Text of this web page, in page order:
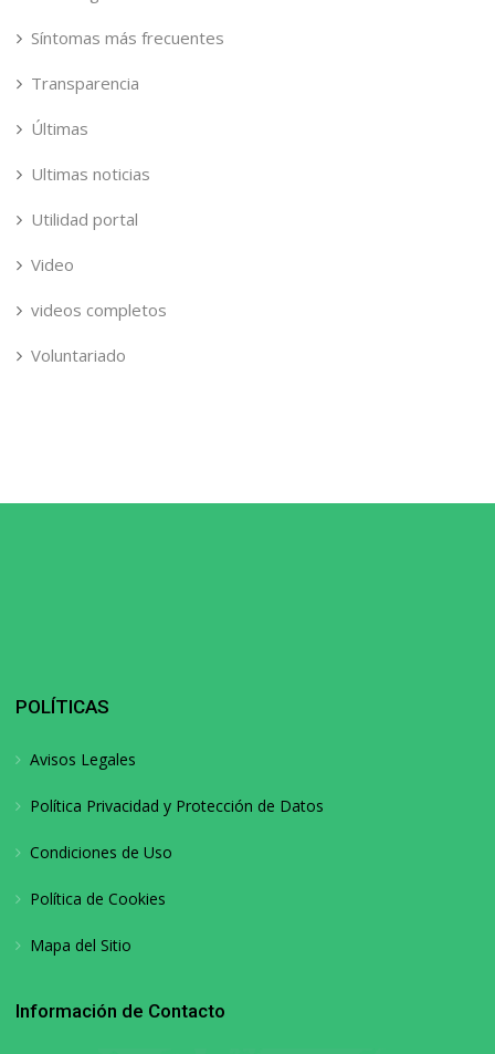
Síntomas más frecuentes
Transparencia
Últimas
Ultimas noticias
Utilidad portal
Video
videos completos
Voluntariado
POLÍTICAS
Avisos Legales
Política Privacidad y Protección de Datos
Condiciones de Uso
Política de Cookies
Mapa del Sitio
Información de Contacto